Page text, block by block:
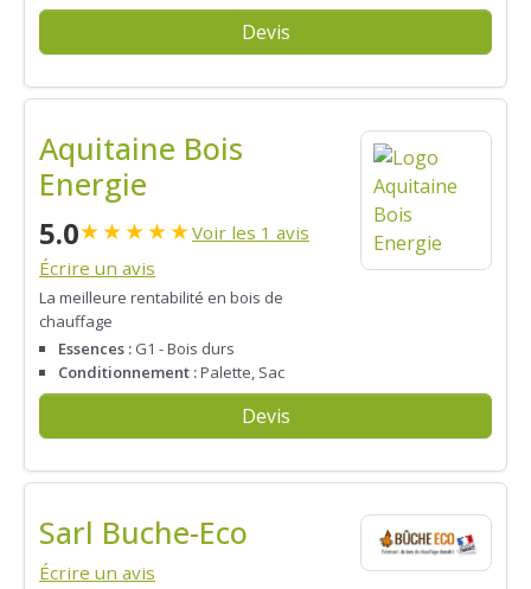
Devis
Aquitaine Bois
Energie
5.0★★★★★Voir les 1 avis
Écrire un avis
La meilleure rentabilité en bois de
chauffage
Essences : G1 - Bois durs
Conditionnement :Palette, Sac
Devis
Sarl Buche-Eco
Écrire un avis